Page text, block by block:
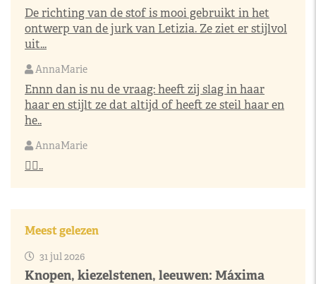
De richting van de stof is mooi gebruikt in het
ontwerp van de jurk van Letizia. Ze ziet er stijlvol
uit...
AnnaMarie
Ennn dan is nu de vraag: heeft zij slag in haar
haar en stijlt ze dat altijd of heeft ze steil haar en
he..
AnnaMarie
👌🏼..
Meest gelezen
31 jul 2026
Knopen, kiezelstenen, leeuwen: Máxima